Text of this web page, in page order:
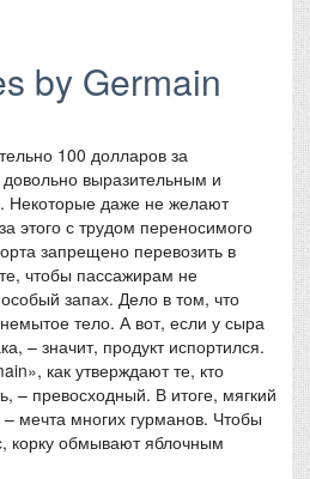
by Germain
100 долларов за
выразительным и
Некоторые даже не желают
этого с трудом переносимого
запрещено перевозить в
чтобы пассажирам не
запах. Дело в том, что
тело. А вот, если у сыра
– значит, продукт испортился.
как утверждают те, кто
– превосходный. В итоге, мягкий
мечта многих гурманов. Чтобы
корку обмывают яблочным